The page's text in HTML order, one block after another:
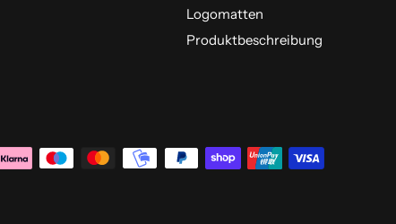
Logomatten
Produktbeschreibung